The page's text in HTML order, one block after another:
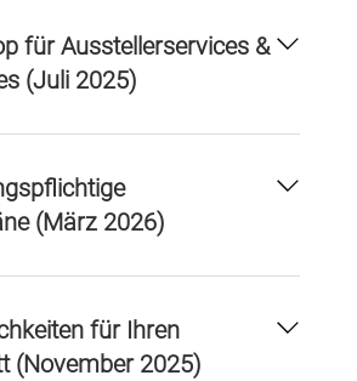
für Ausstellerservices &
(Juli 2025)
(März 2026)
für Ihren
(November 2025)